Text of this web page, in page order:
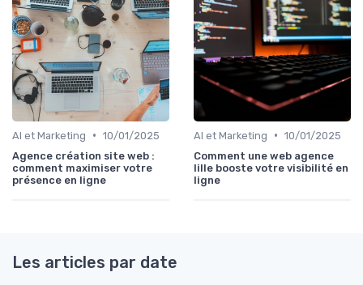
AI et Marketing • 10/01/2025
Agence création site web :
comment maximiser votre
présence en ligne
AI et Marketing • 10/01/2025
Comment une web agence
lille booste votre visibilité en
ligne
Les articles par date